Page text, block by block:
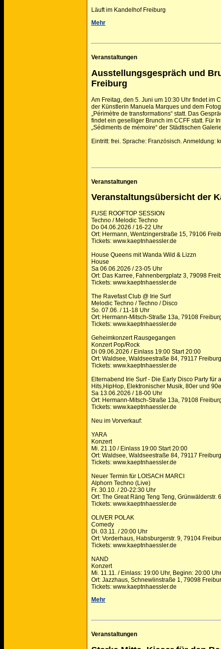
Läuft im Kandelhof Freiburg
Mehr
Veranstaltungen
Ausstellungsgespräch und
Freiburg
Am Freitag, den 5. Juni um 10:30 Uhr findet im
der Künstlerin Manuela Marques und dem
„Périmètre de transformations“ statt. Das
findet ein geselliger Brunch im CCFF statt. Für
„Sédiments de mémoire“ der Städtischen
Eintritt: frei. Sprache: Französisch. Anmeldung:
Veranstaltungen
Veranstaltungsübersicht der
FUSE ROOFTOP SESSION
Techno / Melodic Techno
Do 04.06.2026 / 16-22 Uhr
Ort: Hermann, Wentzingerstraße 15, 79106
Tickets: www.kaeptnhaessler.de
House Queens mit Wanda Wild & Lizzn
House
Sa 06.06.2026 / 23-05 Uhr
Ort: Das Karree, Fahnenbergplatz 3, 79098
Tickets: www.kaeptnhaessler.de
The Ravefast Club @ Irie Surf
Melodic Techno / Techno / Disco
So. 07.06. / 11-18 Uhr
Ort: Hermann-Mitsch-Straße 13a, 79108
Tickets: www.kaeptnhaessler.de
Geheimkonzert Rausgegangen
Konzert Pop/Rock
Di 09.06.2026 / Einlass 19:00 Start 20:00
Ort: Waldsee, Waldseestraße 84, 79117 Freiburg
Tickets: www.kaeptnhaessler.de
Elternabend Irie Surf - Die Early Disco Party für
Hits,HipHop, Elektronischer Musik, 80er und
Sa 13.06.2026 / 18-00 Uhr
Ort: Hermann-Mitsch-Straße 13a, 79108
Tickets: www.kaeptnhaessler.de
Neu im Vorverkauf:
YARA
Konzert
Mi. 21.10 / Einlass 19:00 Start 20:00
Ort: Waldsee, Waldseestraße 84, 79117 Freiburg
Tickets: www.kaeptnhaessler.de
Neuer Termin für LOISACH MARCI
Alphorn Techno (Live)
Fr. 30.10. / 20-22:30 Uhr
Ort: The Great Räng Teng Teng, Grünwälderstr.
Tickets: www.kaeptnhaessler.de
OLIVER POLAK
Comedy
Di. 03.11. / 20:00 Uhr
Ort: Vorderhaus, Habsburgerstr. 9, 79104
Tickets: www.kaeptnhaessler.de
NAND
Konzert
Mi. 11.11. / Einlass: 19:00 Uhr, Beginn: 20:00 Uhr
Ort: Jazzhaus, Schnewlinstraße 1, 79098
Tickets: www.kaeptnhaessler.de
Mehr
Veranstaltungen